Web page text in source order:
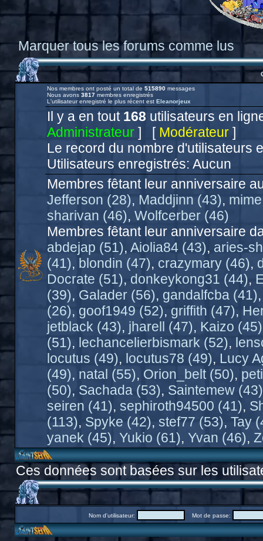
Marquer tous les forums comme lus
Nos membres ont posté un total de 515890messages
Nous avons 3817membres enregistrés
L'utilisateur enregistré le plus récent est Eleanorjeux
Il y a en tout 168 utilisateurs en
Administrateur] [ Modérateur]
Le record du nombre d'utilisateurs
Utilisateurs enregistrés: Aucun
Membres fêtant leur anniversaire
Jefferson (28), Maddjinn (43),
sharivan (46), Wolfcerber (46)
Membres fêtant leur anniversaire
abdejap (51), Aiolia84 (43), aries-
(41), blondin (47), crazymary (46),
Docrate (51), donkeykong31 (44),
(39), Galader (56), gandalfcba (41)
(26), goof1949 (52), griffith (47),
jetblack (43), jharell (47), Kaizo (45)
(51), lechancelierbismark (52),
locutus (49), locutus78 (49), Lucy
(49), natal (55), Orion_belt (50),
(50), Sachada (53), Saintemew (43)
seiren (41), sephiroth94500 (41),
(113), Spyke (42), stef77 (53), Tay
yanek (45), Yukio (61), Yvan (46),
Ces données sont basées sur les
Nom d'utilisateur: Mot de passe: